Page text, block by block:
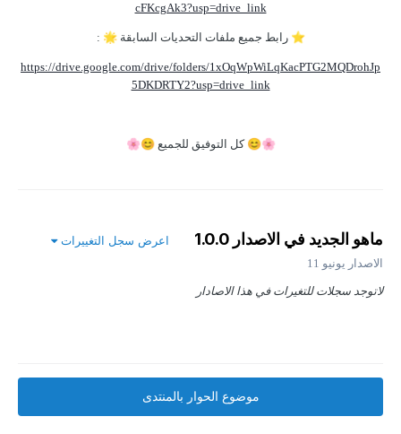
cFKcgAk3?usp=drive_link
⭐ رابط جميع ملفات التحديات السابقة🌟
:
https://drive.google.com/drive/folders/1xOqWpWiLqKacPTG2MQDrohJp
5DKDRTY2?usp=drive_link
🌸
😊 كل التوفيق للجميع 😊
🌸
ماهو الجديد في الاصدار 1.0.0 اعرض سجل التغييرات
الاصدار يونيو 11
لاتوجد سجلات للتغيرات في هذا الاصادار
موضوع الحوار بالمنتدى